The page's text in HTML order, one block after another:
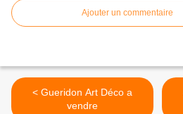
Ajouter un commentaire
< Gueridon Art Déco a
vendre